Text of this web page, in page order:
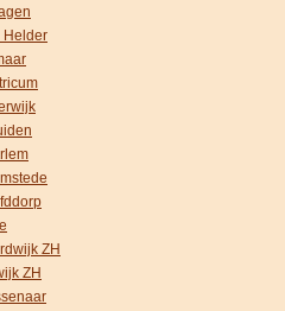
Helder
ZH
ZH